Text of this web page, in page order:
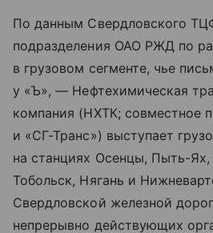
По данным Свердловского
подразделения ОАО РЖД по
в грузовом сегменте, чье
у «Ъ», — Нефтехимическая
компания (НХТК; совместное
и «СГ-Транс») выступает
на станциях Осенцы, Пыть-Ях,
Тобольск, Нягань и
Свердловской железной
непрерывно действующих